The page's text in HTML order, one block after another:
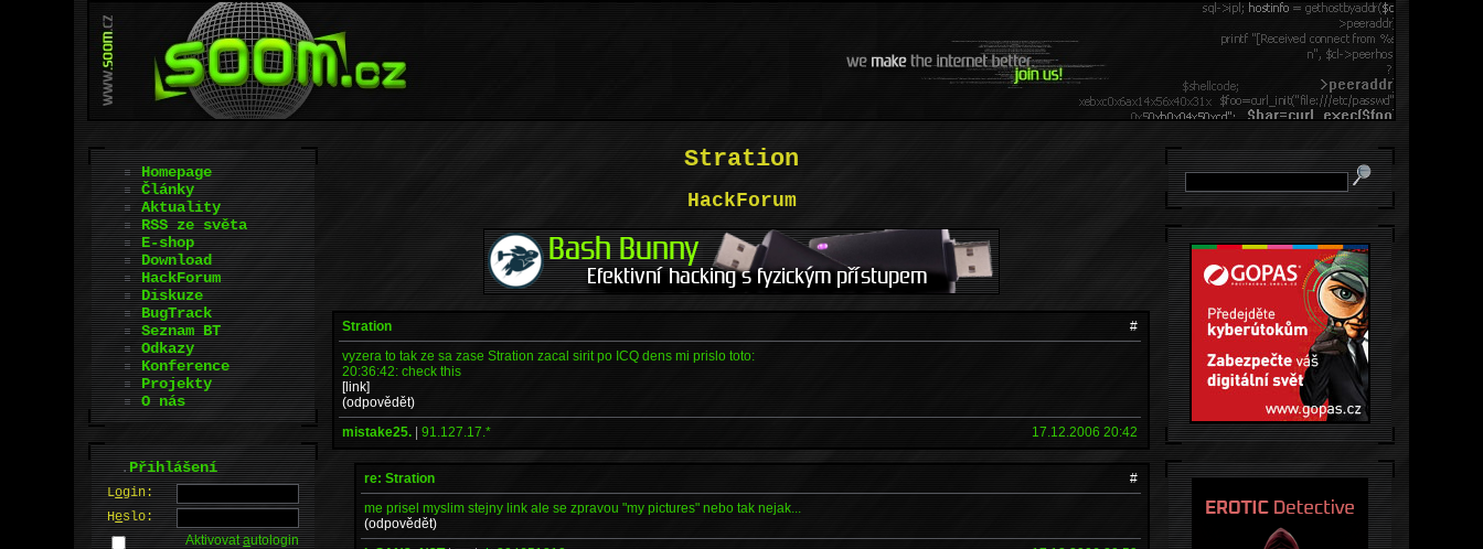
Stration
HackForum
Stration
#
vyzera to tak ze sa zase Stration zacal sirit po ICQ dens mi prislo toto:
20:36:42: check this
[link]
(odpovědět)
mistake25. |91.127.17.* 17.12.2006 20:42
re: Stration
#
me prisel myslim stejny link ale se zpravou "my pictures" nebo tak nejak...
(odpovědět)
Homepage
Články
Aktuality
RSS ze světa
E-shop
Download
HackForum
Diskuze
BugTrack
Seznam BT
Odkazy
Konference
Projekty
O nás
.Přihlášení
Login:
Heslo:
Aktivovatautologin